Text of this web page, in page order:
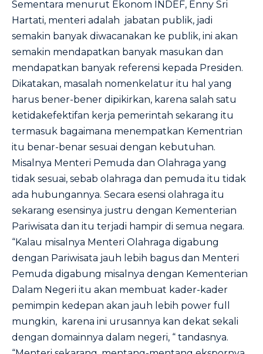
Sementara menurut Ekonom INDEF, Enny Sri
Hartati, menteri adalah jabatan publik, jadi
semakin banyak diwacanakan ke publik, ini akan
semakin mendapatkan banyak masukan dan
mendapatkan banyak referensi kepada Presiden.
Dikatakan, masalah nomenkelatur itu hal yang
harus bener-bener dipikirkan, karena salah satu
ketidakefektifan kerja pemerintah sekarang itu
termasuk bagaimana menempatkan Kementrian
itu benar-benar sesuai dengan kebutuhan.
Misalnya Menteri Pemuda dan Olahraga yang
tidak sesuai, sebab olahraga dan pemuda itu tidak
ada hubungannya. Secara esensi olahraga itu
sekarang esensinya justru dengan Kementerian
Pariwisata dan itu terjadi hampir di semua negara.
“Kalau misalnya Menteri Olahraga digabung
dengan Pariwisata jauh lebih bagus dan Menteri
Pemuda digabung misalnya dengan Kementerian
Dalam Negeri itu akan membuat kader-kader
pemimpin kedepan akan jauh lebih power full
mungkin, karena ini urusannya kan dekat sekali
dengan domainnya dalam negeri, “ tandasnya.